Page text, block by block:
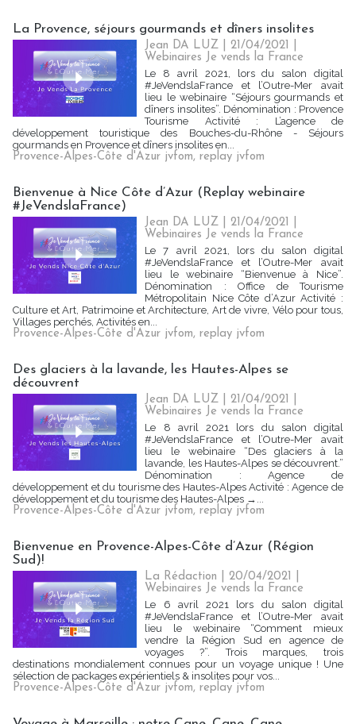
La Provence, séjours gourmands et dîners insolites
Jean DA LUZ | 21/04/2021
Webinaires Je vends la France
Le 8 avril 2021, lors du salon digital
#JeVendslaFrance et l’Outre-Mer avait
lieu le webinaire “Séjours gourmands et
dîners insolites”. Dénomination : Provence
Tourisme Activité : L’agence de
développement touristique des Bouches-du-Rhône - Séjours
gourmands en Provence et dîners insolites en...
Provence-Alpes-Côte d'Azur jvfom, replay jvfom
Bienvenue à Nice Côte d’Azur (Replay webinaire
#JeVendslaFrance)
Jean DA LUZ | 21/04/2021
Webinaires Je vends la France
Le 7 avril 2021, lors du salon digital
#JeVendslaFrance et l’Outre-Mer avait
lieu le webinaire “Bienvenue à Nice”.
Dénomination : Office de Tourisme
Métropolitain Nice Côte d’Azur Activité :
Culture et Art, Patrimoine et Architecture, Art de vivre, Vélo pour tous,
Villages perchés, Activités en...
Provence-Alpes-Côte d'Azur jvfom, replay jvfom
Des glaciers à la lavande, les Hautes-Alpes se
découvrent
Jean DA LUZ | 21/04/2021
Webinaires Je vends la France
Le 8 avril 2021 lors du salon digital
#JeVendslaFrance et l’Outre-Mer avait
lieu le webinaire “Des glaciers à la
lavande, les Hautes-Alpes se découvrent.”
Dénomination : Agence de
développement et du tourisme des Hautes-Alpes Activité : Agence de
développement et du tourisme des Hautes-Alpes →...
Provence-Alpes-Côte d'Azur jvfom, replay jvfom
Bienvenue en Provence-Alpes-Côte d’Azur (Région
Sud)!
La Rédaction | 20/04/2021
Webinaires Je vends la France
Le 6 avril 2021 lors du salon digital
#JeVendslaFrance et l’Outre-Mer avait
lieu le webinaire “Comment mieux
vendre la Région Sud en agence de
voyages ?”. Trois marques, trois
destinations mondialement connues pour un voyage unique ! Une
sélection de packages expérientiels & insolites pour vos...
Provence-Alpes-Côte d'Azur jvfom, replay jvfom